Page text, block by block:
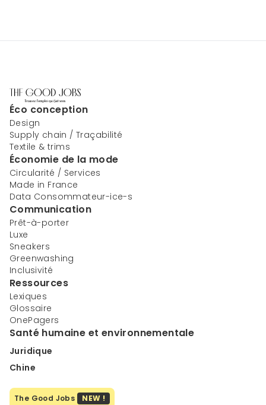
Éco conception
Design
Supply chain / Traçabilité
Textile & trims
Économie de la mode
Circularité / Services
Made in France
Data Consommateur-ice-s
Communication
Prêt-à-porter
Luxe
Sneakers
Greenwashing
Inclusivité
Ressources
Lexiques
Glossaire
OnePagers
Santé humaine et environnementale
Juridique
Chine
The Good Jobs NEW !